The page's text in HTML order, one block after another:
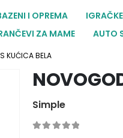
I OPREMA
ZA MAME
AUTO
KUĆICA BELA
Simple